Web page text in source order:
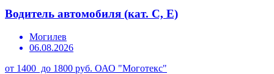
Водитель автомобиля (кат. С, Е)
Могилев
06.08.2026
от 1400 до 1800 руб. ОАО "Моготекс"